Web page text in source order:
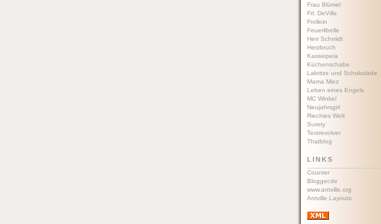
Frau Blümel
Frl. DeVille
Frollein
Feuerlibelle
Herr Schmidt
Herzbruch
Kassiopeia
Küchenschabe
Lakritze und Schokolade
Mama Miez
Leben eines Engels
MC Winkel
Neujahrsgirl
Riechies Welt
Surety
Textrevolver
Thatblog
LINKS
Counter
Blogger.de
www.antville.org
Antville Layouts